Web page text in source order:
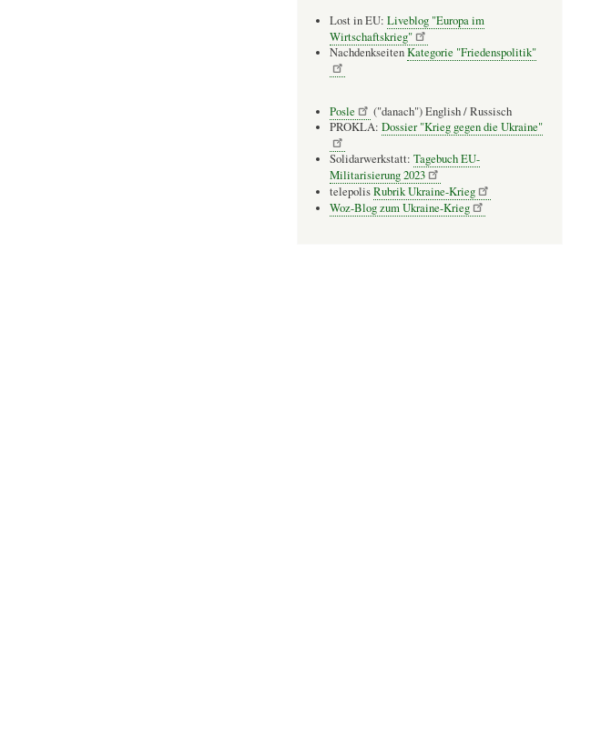
Lost in EU: Liveblog "Europa im
Wirtschaftskrieg"
NachdenkseitenKategorie "Friedenspolitik"
Posle
("danach") English / Russisch
PROKLA: Dossier "Krieg gegen die Ukraine"
Solidarwerkstatt: Tagebuch EU-
Militarisierung 2023
telepolisRubrik Ukraine-Krieg
Woz-Blog zum Ukraine-Krieg